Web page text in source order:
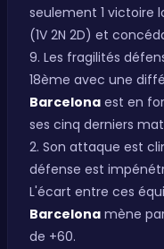
seulement 1 victoire
(1V 2N 2D) et
9. Les fragilités
18ème avec une
Barcelona est en
ses cinq derniers
2. Son attaque est
défense est
L'écart entre ces
Barcelona mène
de +60.